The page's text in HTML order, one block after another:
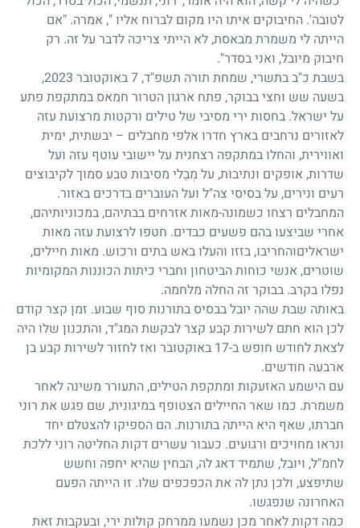
לטובה'. החיבוקים איתו היו מקום לברוח אליו ", אמרה. "אם
הייתה לי משמרת מבאסת, לא הייתי צריכה לדבר על זה. רק
חיבוק מיובל, ואני בסדר".
בשבת כ"ב בתשרי, שמחת תורה תשפ"ד, 7 באוקטובר 2023,
בשעה שש וחצי בבוקר, פתח ארגון הטרור חמאס במתקפת פתע
על ישראל. בחסות ירי מסיבי של טילים ורקטות מרצועת עזה
לאזורים נרחבים בארץ חדרו אלפי מחבלים – יבשתית, ימית
ואווירית, והחלו במתקפה רצחנית על יישובי עוטף עזה ועל
שדרות, אופקים ונתיבות, על מְבַלי מסיבות טבע סמוך לקיבוצים
רעים ונירים, על בסיסי צה"ל ועל העוברים בדרכים באזור.
המחבלים רצחו כשמונה-מאות אזרחים בבתיהם, במכוניותיהם,
אחרי שביצעו בהם פשעים כבדים. חטפו לרצועת עזה מאות
ישראליםוהחריבו, בזזו והעלו באש בתים ורכוש. מאות חיילים,
שוטרים, אנשי כוחות הביטחון וחברי כיתות הכוננות המקומיות
נפלו בקרב. בבוקר זה החלה מלחמה.
באותה שבת שהה יובל בבסיס בתורנות סוף שבוע. זמן קצר קודם
לכן הוא חתם לשירות קבע קצר לבקשת המג"ד, והתכנון שלו היה
לצאת לחודש חופש ב-17 באוקטובר ואז לחזור לשירות קבע בן
ארבעה חודשים.
עם הישמע האזעקות ומתקפת הטילים, התעורר משינה לאחר
משמרת. כמו שאר החיילים הצטופף במיגונית, שם פגש את רוני
חברתו, שאף היא הייתה בתורנות. הם הספיקו להצטלם יחד
ונראו מחויכים ורגועים. כעבור עשרים דקות החליטה רוני ללכת
לחמ"ל, ויובל, שתמיד דאג לה, הבחין שהיא יחפה וחשש
שתיפצע, ולכן נתן לה את הכפכפים שלו. זו הייתה הפעם
האחרונה שנפגשו.
כמה דקות לאחר מכן נשמעו ממרחק קולות ירי, ובעקבות זאת